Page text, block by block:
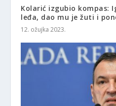
Kolarić izgubio kompas:
leđa, dao mu je žuti i
12. ožujka 2023.